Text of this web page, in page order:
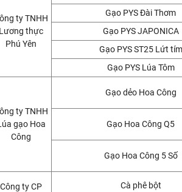
ty TNHH
Lương thực
Phú Yên
Gạo PYS Đài Thơm
Gạo PYS JAPONICA
Gạo PYS ST25 Lứt tím
Gạo PYS Lúa Tôm
ty TNHH
gạo Hoa
Công
Gạo dẻo Hoa Công
Gạo Hoa Công Q5
Gạo Hoa Công 5 Số
Công ty CP
Cà phê bột